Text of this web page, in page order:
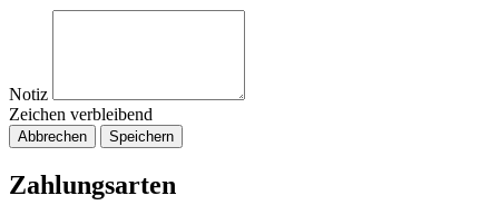
Notiz
Zeichen verbleibend
Abbrechen Speichern
Zahlungsarten